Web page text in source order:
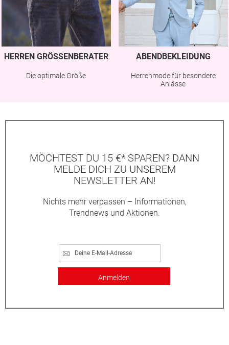
HERREN GRÖSSENBERATER
Die optimale Größe
ABENDBEKLEIDUNG
Herrenmode für besondere
Anlässe
MÖCHTEST DU 15 €* SPAREN? DANN
MELDE DICH ZU UNSEREM
NEWSLETTER AN!
Nichts mehr verpassen – Informationen,
Trendnews und Aktionen.
Anmelden